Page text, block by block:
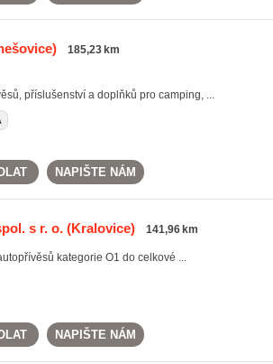
185,23 km
příslušenství a doplňků pro camping, ...
NAPIŠTE NÁM
s r. o.(Kralovice) 141,96 km
kategorie O1 do celkové ...
NAPIŠTE NÁM